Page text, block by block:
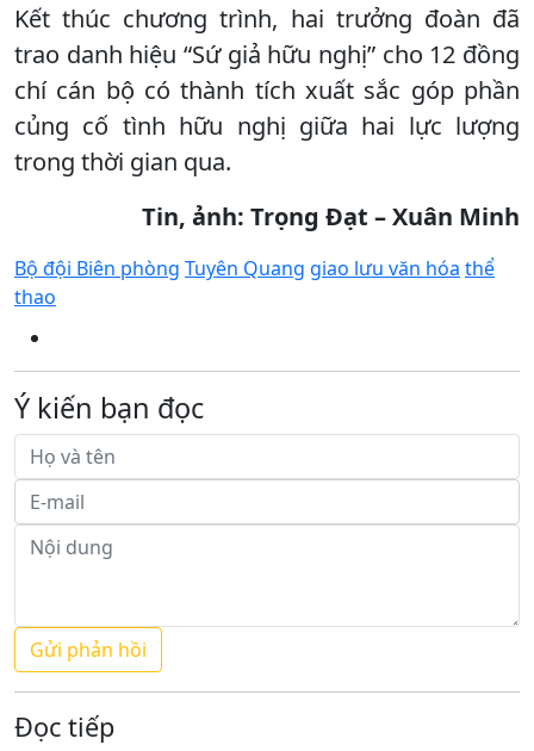
Kết thúc chương trình, hai trưởng đoàn đã
trao danh hiệu “Sứ giả hữu nghị” cho 12 đồng
chí cán bộ có thành tích xuất sắc góp phần
củng cố tình hữu nghị giữa hai lực lượng
trong thời gian qua.
Tin, ảnh: Trọng Đạt – Xuân Minh
Bộ đội Biên phòng Tuyên Quang giao lưu văn hóa thể
thao
Ý kiến bạn đọc
Đọc tiếp